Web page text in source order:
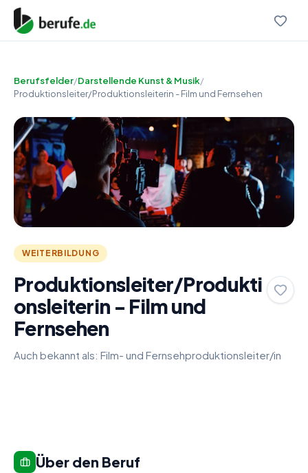
Berufsfelder/Darstellende Kunst & Musik/
Produktionsleiter/Produktionsleiterin - Film und Fernsehen
WEITERBILDUNG
Produktionsleiter/Produkti
onsleiterin - Film und
Fernsehen
Auch bekannt als: Film- und Fernsehproduktionsleiter/in
Über den Beruf